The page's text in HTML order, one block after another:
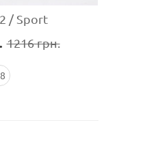
Sport
1216грн.